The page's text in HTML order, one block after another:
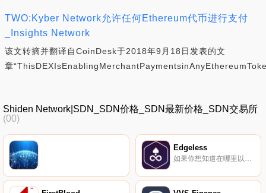
TWO:Kyber Network允许任何Ethereum代币进行支付
_Insights Network
该文转摘并翻译自CoinDesk于2018年9月18日发表的文
章
Shiden Network|SDN_SDN价格_SDN最新价格_SDN交易所
(00)
Edgeless
如果你想知道在哪里以当前价格购买Edgeless,目前交易{Edgeless]股票的顶级加密货币交易所是HitBTC。您可以在我们的加密货币交易所页面上找到其他列表。Edgeless（EDG）是一种加密货币,在以太坊平台上运行.